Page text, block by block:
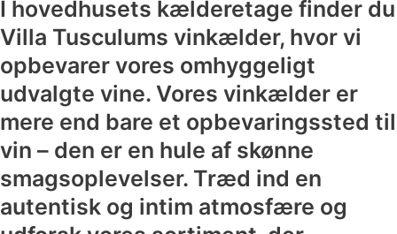
I hovedhusets kælderetage finder du
Villa Tusculums vinkælder, hvor vi
opbevarer vores omhyggeligt
udvalgte vine. Vores vinkælder er
mere end bare et opbevaringssted til
vin – den er en hule af skønne
smagsoplevelser. Træd ind en
autentisk og intim atmosfære og